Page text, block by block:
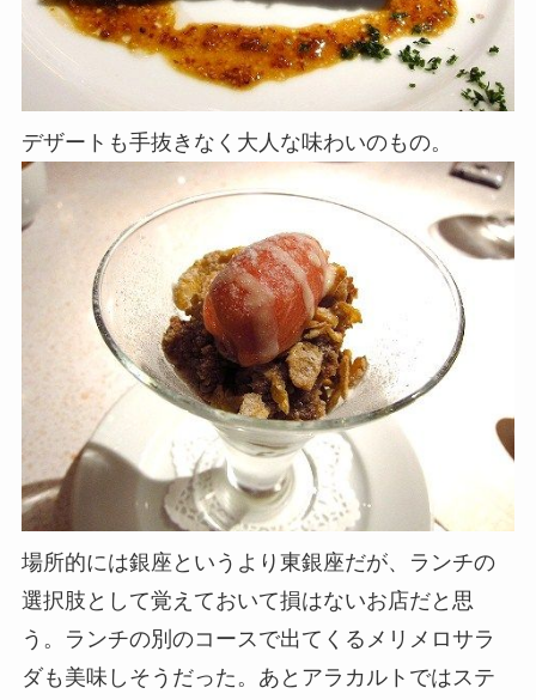
デザートも手抜きなく大人な味わいのもの。
場所的には銀座というより東銀座だが、ランチの
選択肢として覚えておいて損はないお店だと思
う。ランチの別のコースで出てくるメリメロサラ
ダも美味しそうだった。あとアラカルトではステ